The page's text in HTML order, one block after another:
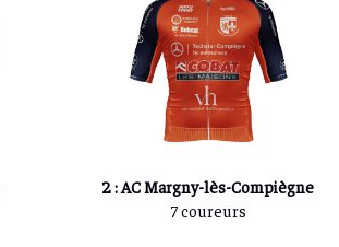
2 : AC Margny-lès-Compiègne
7 coureurs